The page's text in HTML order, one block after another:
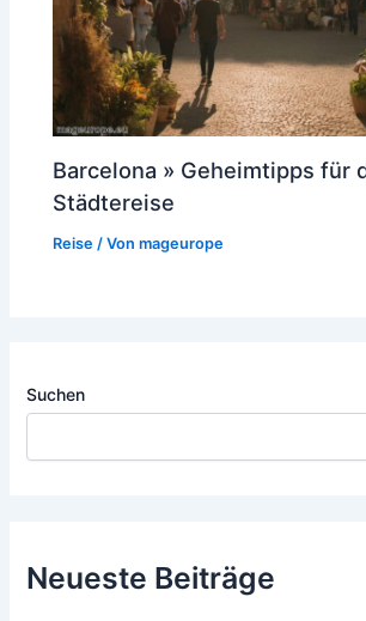
Barcelona » Geheimtipps für
Städtereise
Reise / Vonmageurope
Suchen
Neueste Beiträge